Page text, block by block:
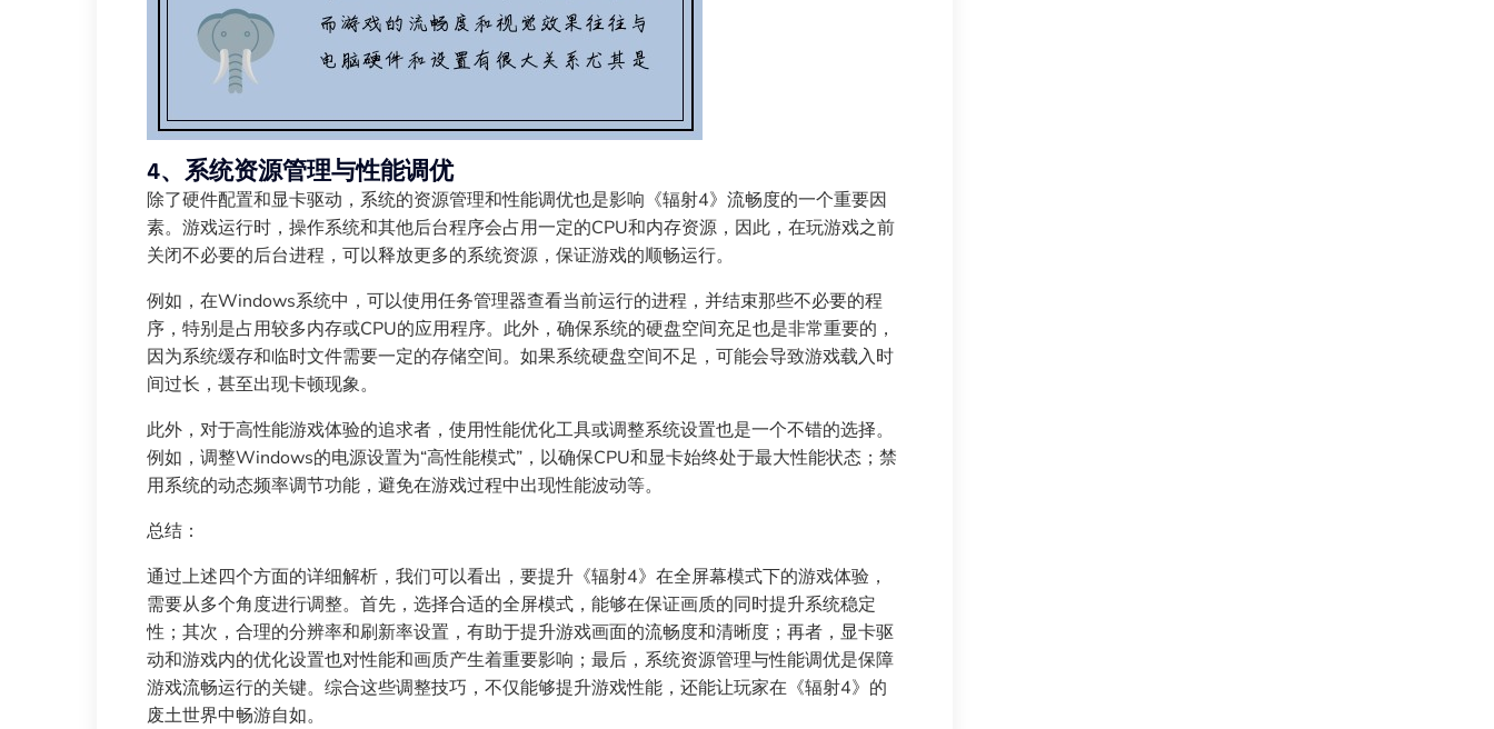
4、系统资源管理与性能调优
除了硬件配置和显卡驱动，系统的资源管理和性能调优也是影响《辐射4》流畅度的一个重要因
素。游戏运行时，操作系统和其他后台程序会占用一定的CPU和内存资源，因此，在玩游戏之前
关闭不必要的后台进程，可以释放更多的系统资源，保证游戏的顺畅运行。
例如，在Windows系统中，可以使用任务管理器查看当前运行的进程，并结束那些不必要的程
序，特别是占用较多内存或CPU的应用程序。此外，确保系统的硬盘空间充足也是非常重要的，
因为系统缓存和临时文件需要一定的存储空间。如果系统硬盘空间不足，可能会导致游戏载入时
间过长，甚至出现卡顿现象。
此外，对于高性能游戏体验的追求者，使用性能优化工具或调整系统设置也是一个不错的选择。
例如，调整Windows的电源设置为“高性能模式”，以确保CPU和显卡始终处于最大性能状态；禁
用系统的动态频率调节功能，避免在游戏过程中出现性能波动等。
总结：
通过上述四个方面的详细解析，我们可以看出，要提升《辐射4》在全屏幕模式下的游戏体验，
需要从多个角度进行调整。首先，选择合适的全屏模式，能够在保证画质的同时提升系统稳定
性；其次，合理的分辨率和刷新率设置，有助于提升游戏画面的流畅度和清晰度；再者，显卡驱
动和游戏内的优化设置也对性能和画质产生着重要影响；最后，系统资源管理与性能调优是保障
游戏流畅运行的关键。综合这些调整技巧，不仅能够提升游戏性能，还能让玩家在《辐射4》的
废土世界中畅游自如。